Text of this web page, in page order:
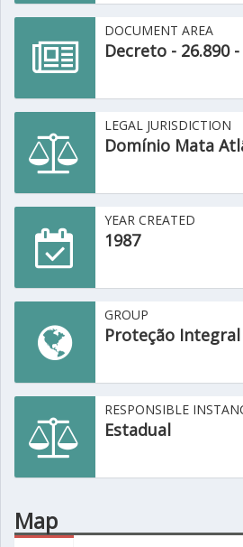
DOCUMENT AREA
Decreto - 26.890
LEGAL JURISDICTION
Domínio Mata
YEAR CREATED
1987
GROUP
Proteção Integral
RESPONSIBLE
Estadual
Map